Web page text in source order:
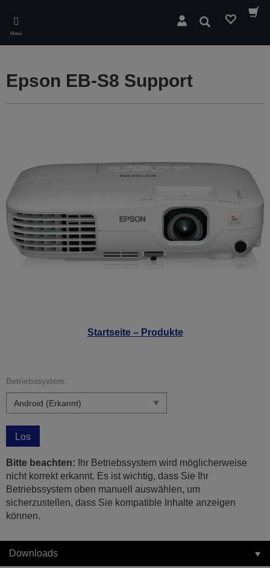
main
content
Menü
Suchen
Startseite – Produkte
Epson EB-S8 Support
Betriebssystem:
Los
Bitte beachten: Ihr Betriebssystem wird möglicherweise
nicht korrekt erkannt. Es ist wichtig, dass Sie Ihr
Betriebssystem oben manuell auswählen, um
sicherzustellen, dass Sie kompatible Inhalte anzeigen
können.
Downloads